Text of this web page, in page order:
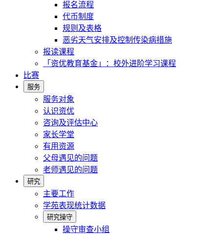
报名流程
代币制度
规则及表格
恶劣天气安排及控制传染病措施
报读课程
「资优教育基金」：校外进阶学习课程
比赛
服务
服务对象
认识资优
咨询及评估中心
家长学堂
有用资源
父母遇见的问题
老师遇见的问题
研究
主要工作
学苑表现统计数据
研究操守
操守审查小组